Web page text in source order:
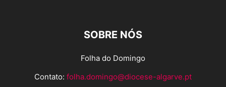
SOBRE NÓS
Folha do Domingo
Contato: folha.domingo@diocese-algarve.pt